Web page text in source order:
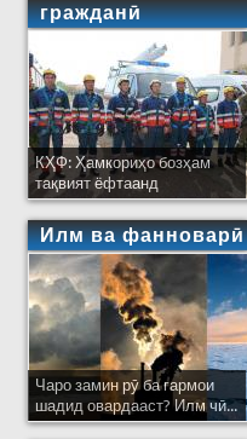
гражданӣ
КҲФ: Ҳамкориҳо бозҳам
тақвият ёфтаанд
Илм ва фанноварӣ
Чаро замин рӯ ба гармои
шадид овардааст? Илм чӣ...